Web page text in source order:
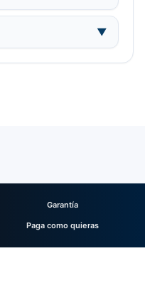
▼
Garantía
Paga como quieras